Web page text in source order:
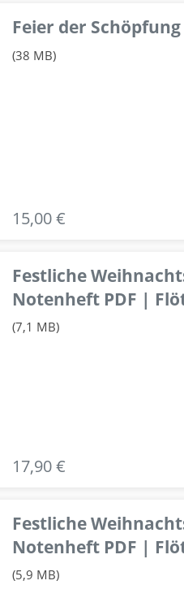
Feier der Schöpfung
(38 MB)
15,00 €
Festliche
Notenheft PDF |
(7,1 MB)
17,90 €
Festliche
Notenheft PDF |
(5,9 MB)